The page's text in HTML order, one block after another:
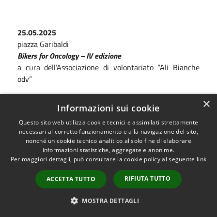
25.05.2025
piazza Garibaldi
Bikersfor Oncology –IV edizione
a cura dell’Associazione di volontariato “Ali Bianche
odv”
30.05 – 2.06.2025
Piacere divino
Un evento che coinvolgerà gli amanti del vino in un
viaggio alla scoperta delle eccellenze vinicole e delle
bellezze dei luoghi più significativi del centro storico di
Spoleto
www.piaceredivinospoleto.it
×
Informazioni sui cookie
Questo sito web utilizza cookie tecnici e assimilati strettamente
necessari al corretto funzionamento e alla navigazione del sito,
nonché un cookie tecnico analitico al solo fine di elaborare
informazioni statistiche, aggregate e anonime.
Per maggiori dettagli, può consultare la cookie policy al seguente link
ACCETTA TUTTO RIFIUTA TUTTO
MOSTRA DETTAGLI